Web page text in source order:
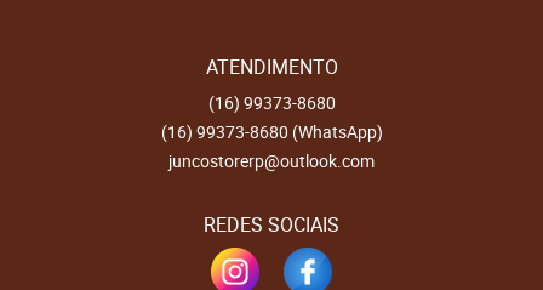
ATENDIMENTO
(16) 99373-8680
(16) 99373-8680 (WhatsApp)
juncostorerp@outlook.com
REDES SOCIAIS